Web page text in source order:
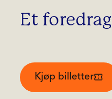
Et foredrag
Kjøp billetter